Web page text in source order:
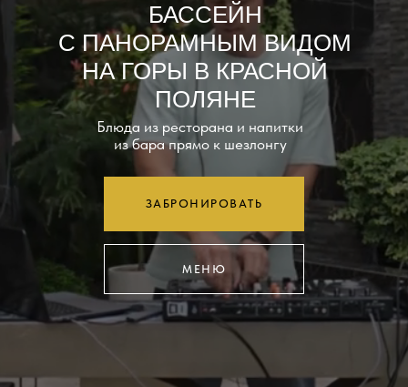
БАССЕЙН
С ПАНОРАМНЫМ ВИДОМ
НА ГОРЫ В КРАСНОЙ
ПОЛЯНЕ
ЗАБРОНИРОВАТЬ
МЕНЮ
Блюда из ресторана и напитки
из бара прямо к шезлонгу